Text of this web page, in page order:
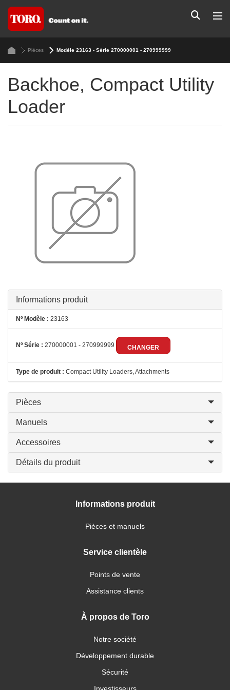
Pièces Modèle 23163 - Série 270000001 - 270999999
Backhoe, Compact Utility
Loader
Informations produit
Nº Modèle : 23163
Nº Série : 270000001 - 270999999 CHANGER
Type de produit : Compact Utility Loaders, Attachments
Pièces
Manuels
Accessoires
Détails du produit
Informations produit
Pièces et manuels
Service clientèle
Points de vente
Assistance clients
À propos de Toro
Notre société
Développement durable
Sécurité